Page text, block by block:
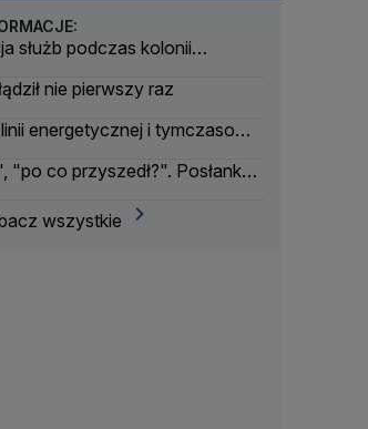
służb podczas kolonii
nie pierwszy raz
energetycznej i tymczasowa
"po co przyszedł?". Posłanka
wszystkie